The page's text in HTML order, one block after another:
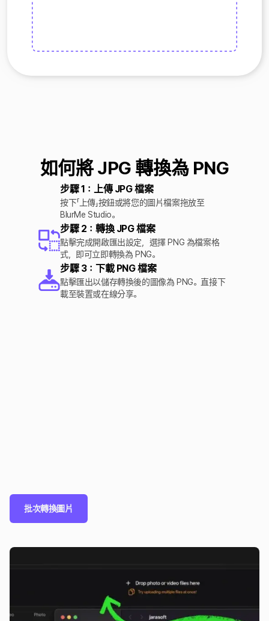
如何將 JPG 轉換為 PNG
步驟 1：上傳 JPG 檔案
按下「上傳」按鈕或將您的圖片檔案拖放至
BlurMe Studio。
步驟 2：轉換 JPG 檔案
點擊完成開啟匯出設定，選擇 PNG 為檔案格
式，即可立即轉換為 PNG。
步驟 3：下載 PNG 檔案
點擊匯出以儲存轉換後的圖像為 PNG。直接下
載至裝置或在線分享。
批次轉換圖片